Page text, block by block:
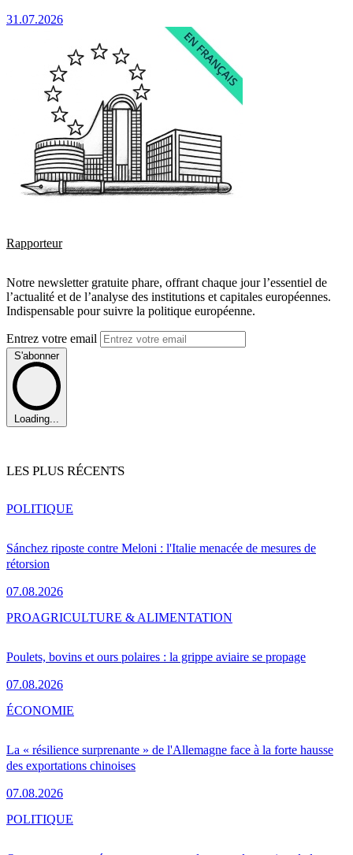
31.07.2026
Rapporteur
Notre newsletter gratuite phare, offrant chaque jour l’essentiel de
l’actualité et de l’analyse des institutions et capitales européennes.
Indispensable pour suivre la politique européenne.
Entrez votre email
S'abonner
Loading...
LES PLUS RÉCENTS
Sánchez riposte contre Meloni : l'Italie menacée de mesures de
rétorsion
07.08.2026
POLITIQUE
Poulets, bovins et ours polaires : la grippe aviaire se propage
07.08.2026
PROAGRICULTURE & ALIMENTATION
La « résilience surprenante » de l'Allemagne face à la forte hausse
des exportations chinoises
07.08.2026
ÉCONOMIE
POLITIQUE